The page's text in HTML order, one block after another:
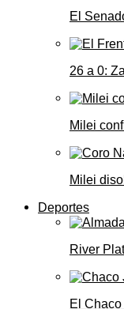
El
26 a 0:
Milei
Milei
Deportes
River
El